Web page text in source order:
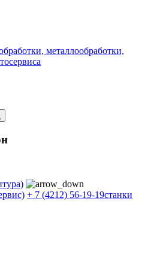
металлообработки,
+ 7 (4212) 56-19-19станки